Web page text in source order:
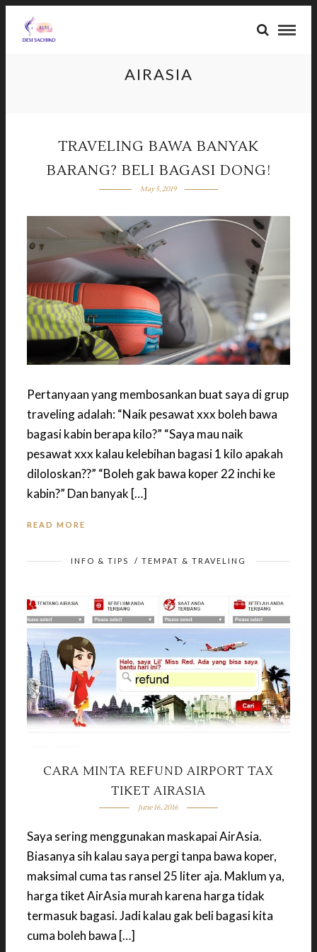
AIRASIA
TRAVELING BAWA BANYAK
BARANG? BELI BAGASI DONG!
May 5, 2019
Pertanyaan yang membosankan buat saya di grup
traveling adalah: “Naik pesawat xxx boleh bawa
bagasi kabin berapa kilo?” “Saya mau naik
pesawat xxx kalau kelebihan bagasi 1 kilo apakah
diloloskan??” “Boleh gak bawa koper 22 inchi ke
kabin?” Dan banyak […]
READ MORE
INFO & TIPS / TEMPAT & TRAVELING
CARA MINTA REFUND AIRPORT TAX
TIKET AIRASIA
June 16, 2016
Saya sering menggunakan maskapai AirAsia.
Biasanya sih kalau saya pergi tanpa bawa koper,
maksimal cuma tas ransel 25 liter aja. Maklum ya,
harga tiket AirAsia murah karena harga tidak
termasuk bagasi. Jadi kalau gak beli bagasi kita
cuma boleh bawa […]